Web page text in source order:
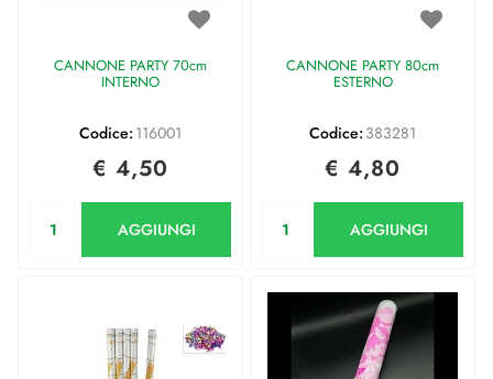
CANNONE PARTY 70cm
INTERNO
Codice: 116001
€ 4,50
AGGIUNGI
CANNONE PARTY 80cm
ESTERNO
Codice: 383281
€ 4,80
AGGIUNGI